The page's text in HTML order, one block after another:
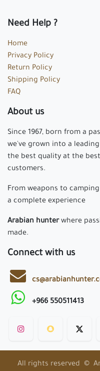
Need Help ?
Home
Privacy Policy
Return Policy
Shipping Policy
FAQ
About us
Since 1967, born from a
we've grown into a
the best quality at the
customers.
From weapons to
a complete experience
Arabian hunterwhere
made.
Connect with us
+966 550511413
All rights reserved ©